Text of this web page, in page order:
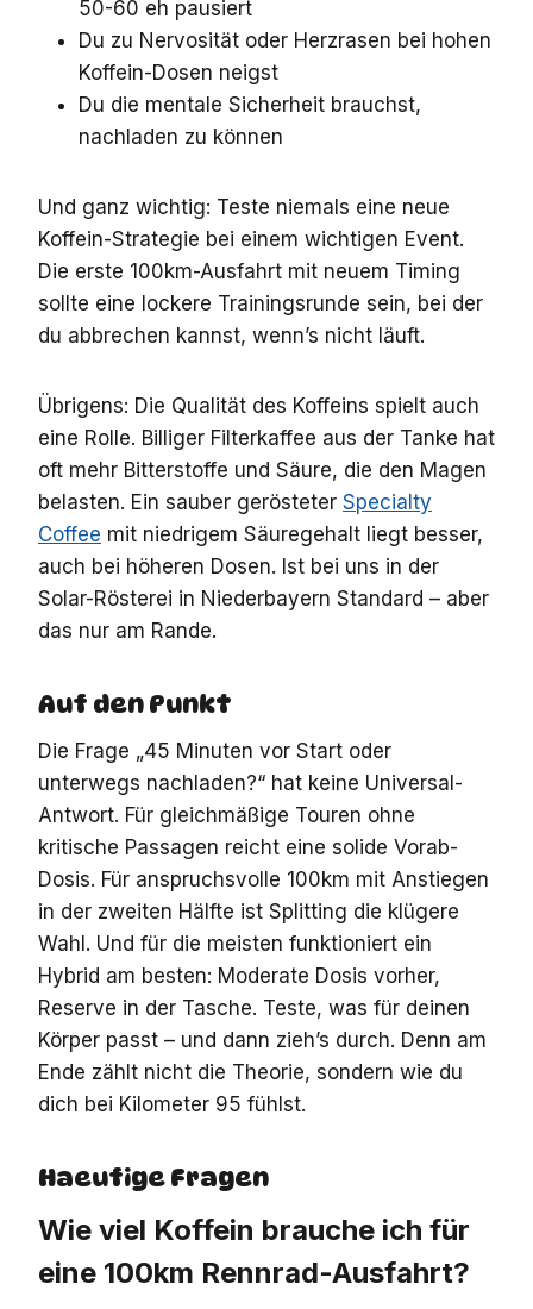
50-60 eh pausiert
Du zu Nervosität oder Herzrasen bei hohen
Koffein-Dosen neigst
Du die mentale Sicherheit brauchst,
nachladen zu können
Und ganz wichtig: Teste niemals eine neue
Koffein-Strategie bei einem wichtigen Event.
Die erste 100km-Ausfahrt mit neuem Timing
sollte eine lockere Trainingsrunde sein, bei der
du abbrechen kannst, wenn’s nicht läuft.
Übrigens: Die Qualität des Koffeins spielt auch
eine Rolle. Billiger Filterkaffee aus der Tanke hat
oft mehr Bitterstoffe und Säure, die den Magen
belasten. Ein sauber gerösteter Specialty
Coffee mit niedrigem Säuregehalt liegt besser,
auch bei höheren Dosen. Ist bei uns in der
Solar-Rösterei in Niederbayern Standard – aber
das nur am Rande.
Auf den Punkt
Die Frage „45 Minuten vor Start oder
unterwegs nachladen?“ hat keine Universal-
Antwort. Für gleichmäßige Touren ohne
kritische Passagen reicht eine solide Vorab-
Dosis. Für anspruchsvolle 100km mit Anstiegen
in der zweiten Hälfte ist Splitting die klügere
Wahl. Und für die meisten funktioniert ein
Hybrid am besten: Moderate Dosis vorher,
Reserve in der Tasche. Teste, was für deinen
Körper passt – und dann zieh’s durch. Denn am
Ende zählt nicht die Theorie, sondern wie du
dich bei Kilometer 95 fühlst.
Haeufige Fragen
Wie viel Koffein brauche ich für
eine 100km Rennrad-Ausfahrt?